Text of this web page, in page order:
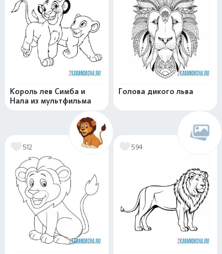
Король лев Симба и
Нала из мультфильма
Голова дикого льва
512 594